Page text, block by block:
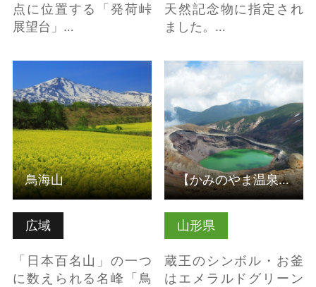
点に位置する「発荷峠
展望台」…
天然記念物に指定され
ました。…
広域
「日本百名山」の一つ
に数えられる名峰「鳥
鳥海山
山形県
蔵王のシンボル・お釜
はエメラルドグリーン
【かみのやま温泉・蔵
王】お釜 の詳細はこち
ら
【かみのやま温泉・蔵王】お釜